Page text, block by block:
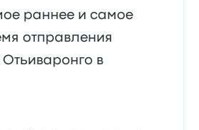
раннее и самое
отправления
Отьиваронго в